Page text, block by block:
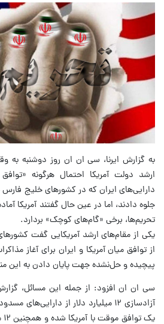
به گزارش ایرنا، سی ان ان روز دوشنبه
ارشد دولت آمریکا احتمال هرگونه
دارایی‌های ایران که در کشورهای خلیج
جلوه دادند، اما در عین حال گفتند آمریکا
تحریم‌ها، برخی «گام‌های کوچک» بردارد.
یکی از مقام‌های ارشد آمریکایی گفت
از توافق میان آمریکا و ایران برای آغاز
پیچیده و حل‌نشده جهت پایان دادن به این
سی ان ان افزود: از جمله این مسائل،
آزادسازی ۱۲ میلیارد دلار از